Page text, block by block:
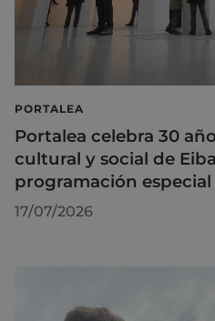
PORTALEA
Portalea celebra 30
cultural y social de
programación especial
17/07/2026